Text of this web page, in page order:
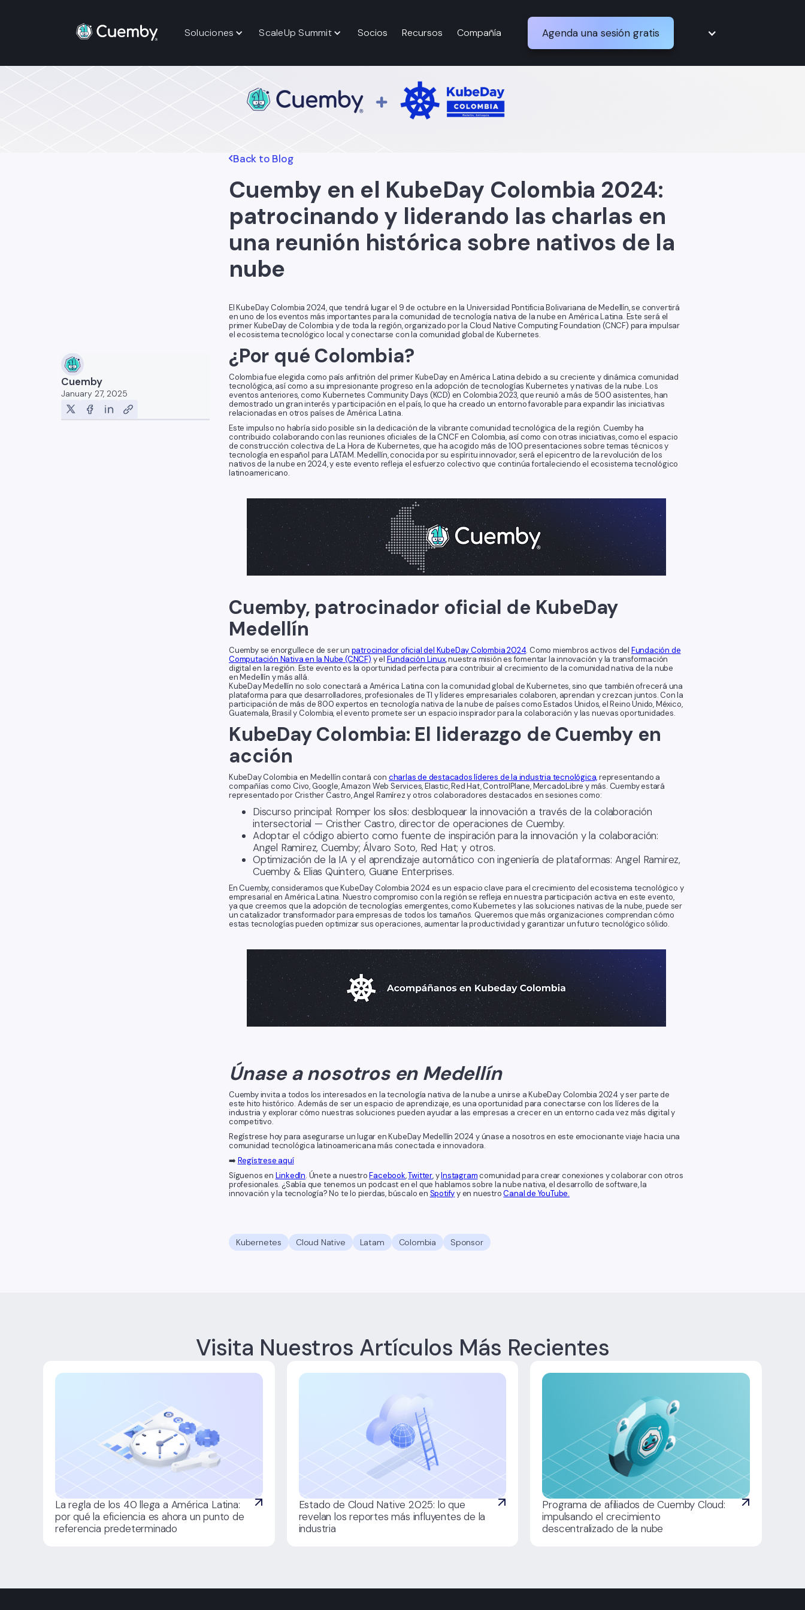
Soluciones ScaleUp Summit Socios Recursos Compañía Agenda una sesión gratis
Cuemby
January 27, 2025
Back to Blog
Cuemby en el KubeDay Colombia 2024:
patrocinando y liderando las charlas en
una reunión histórica sobre nativos de la
nube
El KubeDay Colombia 2024, que tendrá lugar el 9 de octubre en la Universidad Pontificia Bolivariana de Medellín, se convertirá
en uno de los eventos más importantes para la comunidad de tecnología nativa de la nube en América Latina. Este será el
primer KubeDay de Colombia y de toda la región, organizado por la Cloud Native Computing Foundation (CNCF) para impulsar
el ecosistema tecnológico local y conectarse con la comunidad global de Kubernetes.
¿Por qué Colombia?
Colombia fue elegida como país anfitrión del primer KubeDay en América Latina debido a su creciente y dinámica comunidad
tecnológica, así como a su impresionante progreso en la adopción de tecnologías Kubernetes y nativas de la nube. Los
eventos anteriores, como Kubernetes Community Days (KCD) en Colombia 2023, que reunió a más de 500 asistentes, han
demostrado un gran interés y participación en el país, lo que ha creado un entorno favorable para expandir las iniciativas
relacionadas en otros países de América Latina.
Este impulso no habría sido posible sin la dedicación de la vibrante comunidad tecnológica de la región. Cuemby ha
contribuido colaborando con las reuniones oficiales de la CNCF en Colombia, así como con otras iniciativas, como el espacio
de construcción colectiva de La Hora de Kubernetes, que ha acogido más de 100 presentaciones sobre temas técnicos y
tecnología en español para LATAM. Medellín, conocida por su espíritu innovador, será el epicentro de la revolución de los
nativos de la nube en 2024, y este evento refleja el esfuerzo colectivo que continúa fortaleciendo el ecosistema tecnológico
latinoamericano.
Cuemby, patrocinador oficial de KubeDay
Medellín
Cuemby se enorgullece de ser un patrocinador oficial del KubeDay Colombia 2024. Como miembros activos del Fundación de
Computación Nativa en la Nube (CNCF) y el Fundación Linux, nuestra misión es fomentar la innovación y la transformación
digital en la región. Este evento es la oportunidad perfecta para contribuir al crecimiento de la comunidad nativa de la nube
en Medellín y más allá.
KubeDay Medellín no solo conectará a América Latina con la comunidad global de Kubernetes, sino que también ofrecerá una
plataforma para que desarrolladores, profesionales de TI y líderes empresariales colaboren, aprendan y crezcan juntos. Con la
participación de más de 800 expertos en tecnología nativa de la nube de países como Estados Unidos, el Reino Unido, México,
Guatemala, Brasil y Colombia, el evento promete ser un espacio inspirador para la colaboración y las nuevas oportunidades.
KubeDay Colombia: El liderazgo de Cuemby en
acción
KubeDay Colombia en Medellín contará con charlas de destacados líderes de la industria tecnológica,representando a
compañías como Civo, Google, Amazon Web Services, Elastic, Red Hat, ControlPlane, MercadoLibre y más. Cuemby estará
representado por Cristher Castro, Angel Ramírez y otros colaboradores destacados en sesiones como:
Discurso principal: Romper los silos: desbloquear la innovación a través de la colaboración
intersectorial — Cristher Castro, director de operaciones de Cuemby.
Adoptar el código abierto como fuente de inspiración para la innovación y la colaboración:
Angel Ramirez, Cuemby; Álvaro Soto, Red Hat; y otros.
Optimización de la IA y el aprendizaje automático con ingeniería de plataformas: Angel Ramirez,
Cuemby & Elias Quintero, Guane Enterprises.
En Cuemby, consideramos que KubeDay Colombia 2024 es un espacio clave para el crecimiento del ecosistema tecnológico y
empresarial en América Latina. Nuestro compromiso con la región se refleja en nuestra participación activa en este evento,
ya que creemos que la adopción de tecnologías emergentes, como Kubernetes y las soluciones nativas de la nube, puede ser
un catalizador transformador para empresas de todos los tamaños. Queremos que más organizaciones comprendan cómo
estas tecnologías pueden optimizar sus operaciones, aumentar la productividad y garantizar un futuro tecnológico sólido.
Únase a nosotros en Medellín
Cuemby invita a todos los interesados en la tecnología nativa de la nube a unirse a KubeDay Colombia 2024 y ser parte de
este hito histórico. Además de ser un espacio de aprendizaje, es una oportunidad para conectarse con los líderes de la
industria y explorar cómo nuestras soluciones pueden ayudar a las empresas a crecer en un entorno cada vez más digital y
competitivo.
Regístrese hoy para asegurarse un lugar en KubeDay Medellín 2024 y únase a nosotros en este emocionante viaje hacia una
comunidad tecnológica latinoamericana más conectada e innovadora.
➡️ Regístrese aquí
Síguenos en LinkedIn. Únete a nuestroFacebook,Twitter, yInstagramcomunidad para crear conexiones y colaborar con otros
profesionales. ¿Sabía que tenemos un podcast en el que hablamos sobre la nube nativa, el desarrollo de software, la
innovación y la tecnología? No te lo pierdas, búscalo en Spotifyy en nuestroCanal de YouTube.
Kubernetes Cloud Native Latam Colombia Sponsor
Visita Nuestros Artículos Más Recientes
La regla de los 40 llega a América Latina:
por qué la eficiencia es ahora un punto de
referencia predeterminado
Estado de Cloud Native 2025: lo que
revelan los reportes más influyentes de la
industria
Programa de afiliados de Cuemby Cloud:
impulsando el crecimiento
descentralizado de la nube